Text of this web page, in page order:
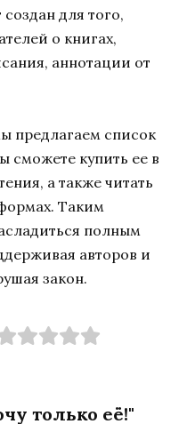
для того,
о книгах,
аннотации от
предлагаем список
сможете купить ее в
а также читать
Таким
полным
авторов и
закон.
только её!"